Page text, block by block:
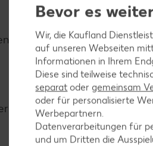
trocken tupfen, mit
backofengeeigneten
Bevor es
Wir, die Kaufland
auf unseren Webseiten
Informationen in Ihrem
Diese sind teilweise
separat oder gemeinsam
oder für personalisierte
Werbepartnern.
Datenverarbeitungen für
und um Dritten die